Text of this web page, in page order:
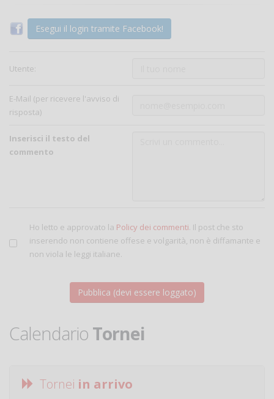
Esegui il login tramite Facebook!
Utente:
E-Mail (per ricevere l'avviso di
risposta)
Inserisci il testo del
commento
Ho letto e approvato la Policy dei commenti. Il post che sto
inserendo non contiene offese e volgarità, non è diffamante e
non viola le leggi italiane.
Calendario Tornei
Tornei in arrivo